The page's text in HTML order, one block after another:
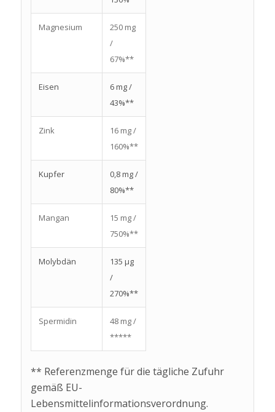
Magnesium
250 mg
/
67%**
Eisen
6 mg /
43%**
Zink
16 mg /
160%**
Kupfer
0,8 mg /
80%**
Mangan
15 mg /
750%**
Molybdän
135 µg
/
270%**
Spermidin
48 mg /
*****
** Referenzmenge für die tägliche Zufuhr
gemäß EU-
Lebensmittelinformationsverordnung.